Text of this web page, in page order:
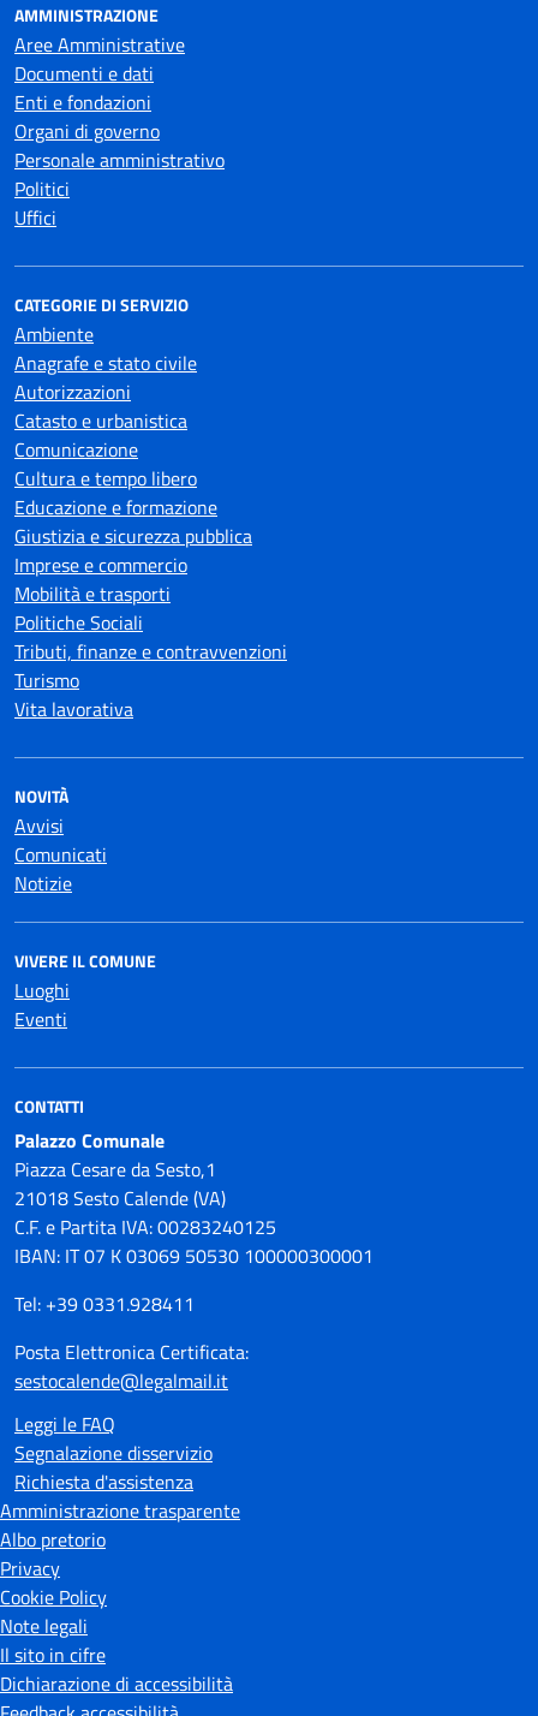
AMMINISTRAZIONE
Aree Amministrative
Documenti e dati
Enti e fondazioni
Organi di governo
Personale amministrativo
Politici
Uffici
CATEGORIE DI SERVIZIO
Ambiente
Anagrafe e stato civile
Autorizzazioni
Catasto e urbanistica
Comunicazione
Cultura e tempo libero
Educazione e formazione
Giustizia e sicurezza pubblica
Imprese e commercio
Mobilità e trasporti
Politiche Sociali
Tributi, finanze e contravvenzioni
Turismo
Vita lavorativa
NOVITÀ
Avvisi
Comunicati
Notizie
VIVERE IL COMUNE
Luoghi
Eventi
CONTATTI
Palazzo Comunale
Piazza Cesare da Sesto,1
21018 Sesto Calende (VA)
C.F. e Partita IVA: 00283240125
IBAN: IT 07 K 03069 50530 100000300001
Tel: +39 0331.928411
Posta Elettronica Certificata:
sestocalende@legalmail.it
Leggi le FAQ
Segnalazione disservizio
Richiesta d'assistenza
Amministrazione trasparente
Albo pretorio
Privacy
Cookie Policy
Note legali
Il sito in cifre
Dichiarazione di accessibilità